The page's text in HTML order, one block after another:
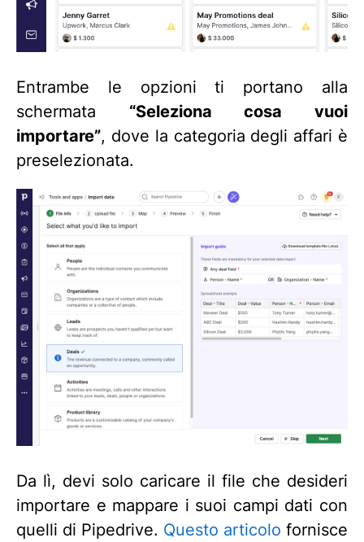
Entrambe le opzioni ti portano alla
schermata “Seleziona cosa vuoi
importare”, dove la categoria degli affari è
preselezionata.
Da lì, devi solo caricare il file che desideri
importare e mappare i suoi campi dati con
quelli di Pipedrive. Questo articolo fornisce